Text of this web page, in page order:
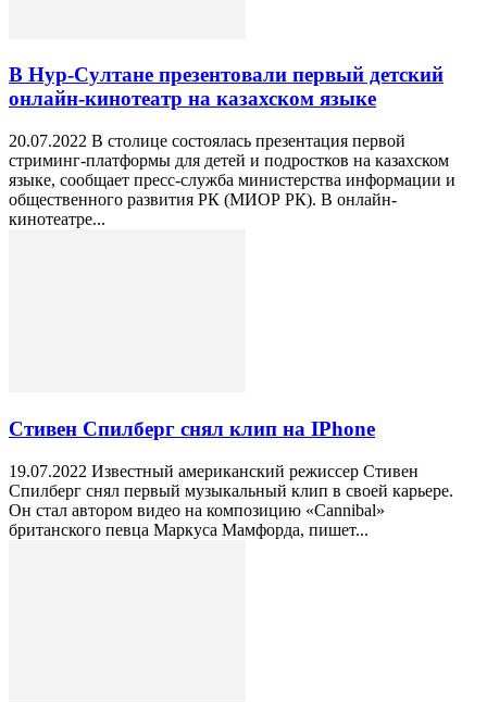
В Нур-Султане презентовали первый детский
онлайн-кинотеатр на казахском языке
20.07.2022 В столице состоялась презентация первой
стриминг-платформы для детей и подростков на казахском
языке, сообщает пресс-служба министерства информации и
общественного развития РК (МИОР РК). В онлайн-
кинотеатре...
Стивен Спилберг снял клип на IPhone
19.07.2022 Известный американский режиссер Стивен
Спилберг снял первый музыкальный клип в своей карьере.
Он стал автором видео на композицию «Cannibal»
британского певца Маркуса Мамфорда, пишет...